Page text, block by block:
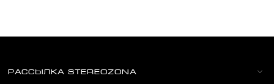
РАССЫЛКА STEREOZONA